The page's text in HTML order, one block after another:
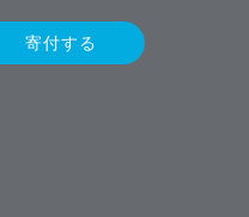
寄付する